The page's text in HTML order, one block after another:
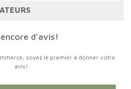
d'avis!
soyez le premier à donner votre
avis!